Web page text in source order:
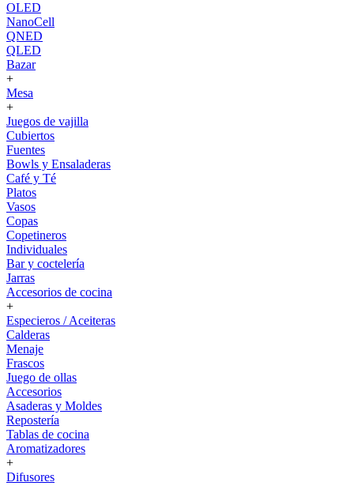
OLED
NanoCell
QNED
QLED
Bazar
+
Mesa
+
Juegos de vajilla
Cubiertos
Fuentes
Bowls y Ensaladeras
Café y Té
Platos
Vasos
Copas
Copetineros
Individuales
Bar y coctelería
Jarras
Accesorios de cocina
+
Especieros / Aceiteras
Calderas
Menaje
Frascos
Juego de ollas
Accesorios
Asaderas y Moldes
Repostería
Tablas de cocina
Aromatizadores
+
Difusores